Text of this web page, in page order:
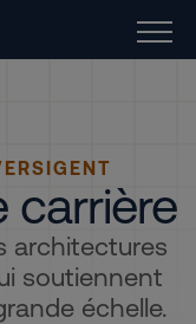
carrière
architectures
soutiennent
échelle.